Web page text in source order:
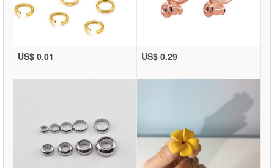
US$ 0.01 US$ 0.29